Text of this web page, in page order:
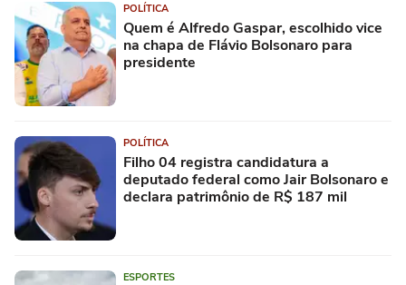
POLÍTICA
Quem é Alfredo Gaspar, escolhido vice
na chapa de Flávio Bolsonaro para
presidente
POLÍTICA
Filho 04 registra candidatura a
deputado federal como Jair Bolsonaro e
declara patrimônio de R$ 187 mil
ESPORTES